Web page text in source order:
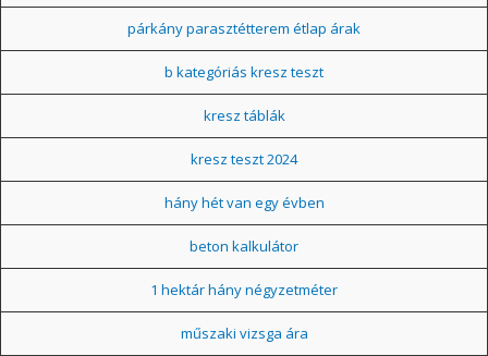
párkány parasztétterem étlap árak
b kategóriás kresz teszt
kresz táblák
kresz teszt 2024
hány hét van egy évben
beton kalkulátor
1 hektár hány négyzetméter
műszaki vizsga ára